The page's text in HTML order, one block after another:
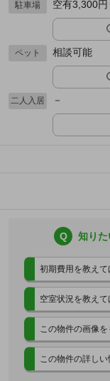
駐車場 空有3,300円
ペット 相談可能
二人入居 －
Q 知り
初期費用を教えて
空室状況を教えて
この物件の画像
この物件の詳し